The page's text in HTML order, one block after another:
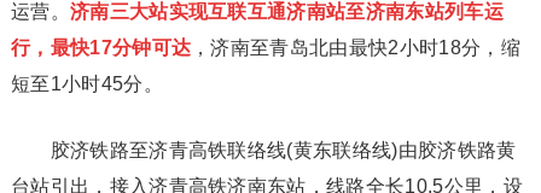
运营。 济南三大站实现互联互通济南站至济南东站列车运
行，最快17分钟可达 ，济南至青岛北由最快2小时18分，缩
短至1小时45分。
胶济铁路至济青高铁联络线(黄东联络线)由胶济铁路黄
台站引出，接入济青高铁济南东站，线路全长10.5公里，设